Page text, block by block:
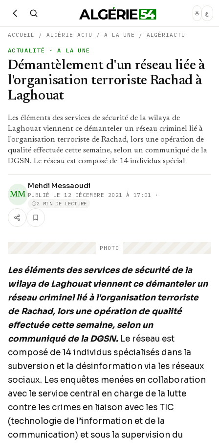
ع
ACCUEIL / ALGÉRIE ACTU /A LA UNE / ALGÉRIACTU
ACTUALITÉ · A LA UNE
Démantèlement d'un réseau liée à
l'organisation terroriste Rachad à
Laghouat
Les éléments des services de sécurité de la wilaya de
Laghouat viennent ce démanteler un réseau criminel lié à
l'organisation terroriste de Rachad, lors une opération de
qualité effectuée cette semaine, selon un communiqué de la
DGSN. Le réseau est composé de 14 individus spécial
MM
Mehdi Messaoudi
PUBLIÉ LE 12 DÉCEMBRE 2021 À 17:01 ·
2 MIN DE LECTURE
PHOTO
Les éléments des services de sécurité de la
wilaya de Laghouat viennent ce démanteler un
réseau criminel lié à l'organisation terroriste
de Rachad, lors une opération de qualité
effectuée cette semaine, selon un
communiqué de la DGSN. Le réseau est
composé de 14 individus spécialisés dans la
subversion et la désinformation via les réseaux
sociaux. Les enquêtes menées en collaboration
avec le service central en charge de la lutte
contre les crimes en liaison avec les TIC
(technologie de l’information et de la
communication) et sous la supervision du